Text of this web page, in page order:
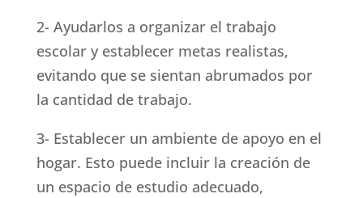
2- Ayudarlos a organizar el trabajo
escolar y establecer metas realistas,
evitando que se sientan abrumados por
la cantidad de trabajo.
3- Establecer un ambiente de apoyo en el
hogar. Esto puede incluir la creación de
un espacio de estudio adecuado,